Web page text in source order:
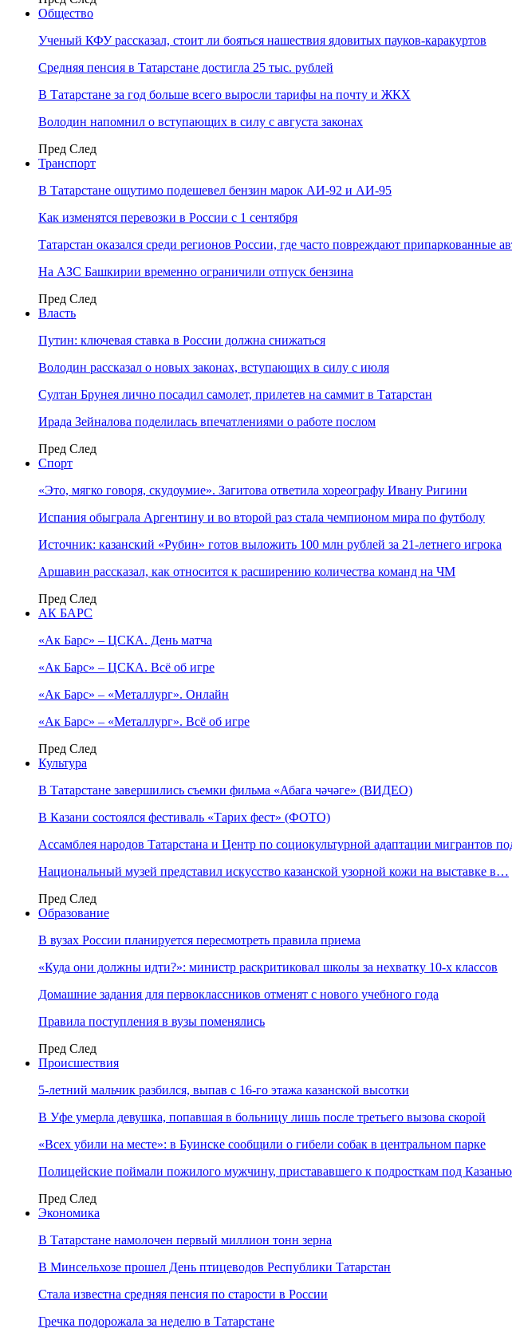
Общество
Ученый КФУ рассказал, стоит ли бояться нашествия ядовитых пауков-каракуртов
Средняя пенсия в Татарстане достигла 25 тыс. рублей
В Татарстане за год больше всего выросли тарифы на почту и ЖКХ
Володин напомнил о вступающих в силу с августа законах
Пред След
Транспорт
В Татарстане ощутимо подешевел бензин марок АИ-92 и АИ-95
Как изменятся перевозки в России с 1 сентября
Татарстан оказался среди регионов России, где часто повреждают припаркованные
На АЗС Башкирии временно ограничили отпуск бензина
Пред След
Власть
Путин: ключевая ставка в России должна снижаться
Володин рассказал о новых законах, вступающих в силу с июля
Султан Брунея лично посадил самолет, прилетев на саммит в Татарстан
Ирада Зейналова поделилась впечатлениями о работе послом
Пред След
Спорт
«Это, мягко говоря, скудоумие». Загитова ответила хореографу Ивану Ригини
Испания обыграла Аргентину и во второй раз стала чемпионом мира по футболу
Источник: казанский «Рубин» готов выложить 100 млн рублей за 21-летнего игрока
Аршавин рассказал, как относится к расширению количества команд на ЧМ
Пред След
АК БАРС
«Ак Барс» – ЦСКА. День матча
«Ак Барс» – ЦСКА. Всё об игре
«Ак Барс» – «Металлург». Онлайн
«Ак Барс» – «Металлург». Всё об игре
Пред След
Культура
В Татарстане завершились съемки фильма «Абага чәчәге» (ВИДЕО)
В Казани состоялся фестиваль «Тарих фест» (ФОТО)
Ассамблея народов Татарстана и Центр по социокультурной адаптации мигрантов
Национальный музей представил искусство казанской узорной кожи на выставке в…
Пред След
Образование
В вузах России планируется пересмотреть правила приема
«Куда они должны идти?»: министр раскритиковал школы за нехватку 10-х классов
Домашние задания для первоклассников отменят с нового учебного года
Правила поступления в вузы поменялись
Пред След
Происшествия
5-летний мальчик разбился, выпав с 16-го этажа казанской высотки
В Уфе умерла девушка, попавшая в больницу лишь после третьего вызова скорой
«Всех убили на месте»: в Буинске сообщили о гибели собак в центральном парке
Полицейские поймали пожилого мужчину, пристававшего к подросткам под Казанью
Пред След
Экономика
В Татарстане намолочен первый миллион тонн зерна
В Минсельхозе прошел День птицеводов Республики Татарстан
Стала известна средняя пенсия по старости в России
Гречка подорожала за неделю в Татарстане